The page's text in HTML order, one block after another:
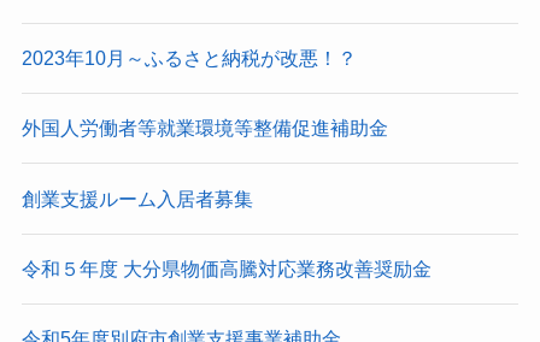
2023年10月～ふるさと納税が改悪！？
外国人労働者等就業環境等整備促進補助金
創業支援ルーム入居者募集
令和５年度 大分県物価高騰対応業務改善奨励金